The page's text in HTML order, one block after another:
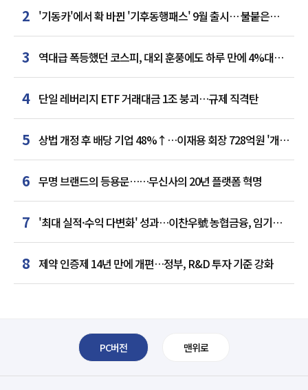
2 '기동카'에서 확 바뀐 '기후동행패스' 9월 출시… 불붙은
카드사 경쟁
3
역대급 폭등했던 코스피, 대외 훈풍에도 하루 만에 4%대
급락
4 단일 레버리지 ETF 거래대금 1조 붕괴…규제 직격탄
5 상법 개정 후 배당 기업 48%↑…이재용 회장 728억원 '개인
최다'
6 무명 브랜드의 등용문……무신사의 20년 플랫폼 혁명
7 '최대 실적·수익 다변화' 성과…이찬우號 농협금융, 임기
말년 성장 박차
8 제약 인증제 14년 만에 개편…정부, R&D 투자 기준 강화
PC버전 맨위로